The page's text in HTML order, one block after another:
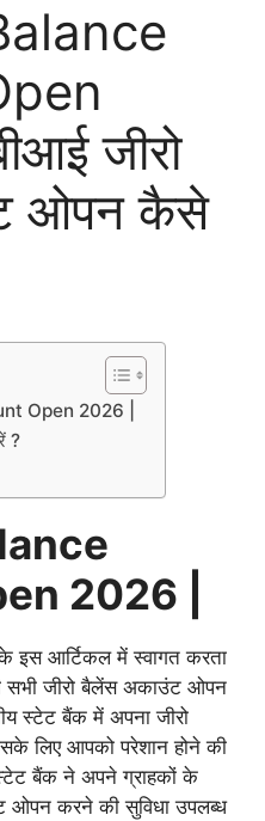
जीरो
ओपन कैसे
Open 2026 |
?
2026 |
इस आर्टिकल में स्वागत करता
सभी जीरो बैलेंस अकाउंट ओपन
स्टेट बैंक में अपना जीरो
लिए आपको परेशान होने की
बैंक ने अपने ग्राहकों के
ओपन करने की सुविधा उपलब्ध